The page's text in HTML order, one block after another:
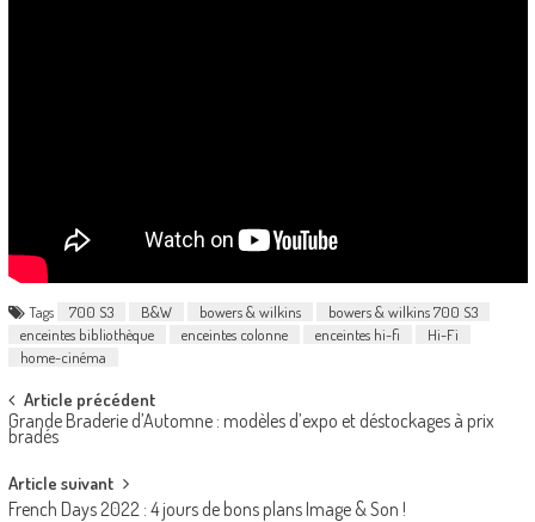
Tags 700 S3 B&W bowers & wilkins
bowers & wilkins 700 S3
enceintes bibliothèque
enceintes colonne enceintes hi-fi
Hi-Fi
home-cinéma
Post
navigation
Article précédent
Grande Braderie d’Automne : modèles d’expo et déstockages à prix
bradés
Article suivant
French Days 2022 : 4 jours de bons plans Image & Son !